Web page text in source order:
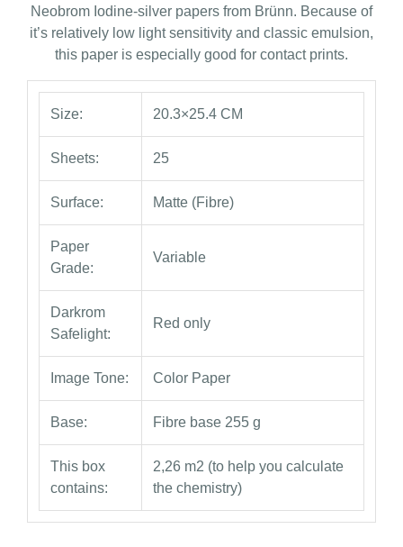
Neobrom Iodine-silver papers from Brünn. Because of
it’s relatively low light sensitivity and classic emulsion,
this paper is especially good for contact prints.
Size: 20.3×25.4 CM
Sheets: 25
Surface: Matte (Fibre)
Paper
Grade:
Variable
Darkrom
Safelight:
Red only
Image Tone: Color Paper
Base: Fibre base 255 g
This box
contains:
2,26 m2 (to help you calculate
the chemistry)